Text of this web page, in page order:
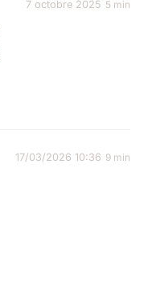
7 octobre 2025 5 min
17/03/2026 10:36 9 min